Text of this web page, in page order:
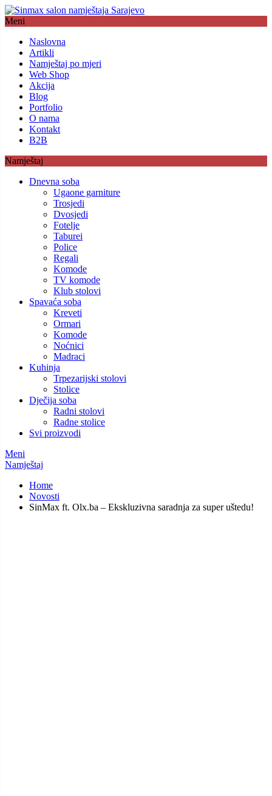
Meni
Naslovna
Artikli
Namještaj po mjeri
Web Shop
Akcija
Blog
Portfolio
O nama
Kontakt
B2B
Namještaj
Dnevna soba
Ugaone garniture
Trosjedi
Dvosjedi
Fotelje
Taburei
Police
Regali
Komode
TV komode
Klub stolovi
Spavaća soba
Kreveti
Ormari
Komode
Noćnici
Madraci
Kuhinja
Trpezarijski stolovi
Stolice
Dječija soba
Radni stolovi
Radne stolice
Svi proizvodi
Meni
Namještaj
Home
Novosti
SinMax ft. Olx.ba – Ekskluzivna saradnja za super uštedu!